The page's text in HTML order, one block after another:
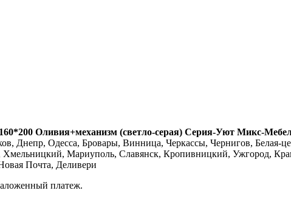
160*200 Оливия+механизм (светло-серая) Серия-Уют Микс-
Днепр, Одесса, Бровары, Винница, Черкассы, Чернигов, Белая-
Мариуполь, Славянск, Кропивницкий, Ужгород,
Почта, Деливери
платеж.